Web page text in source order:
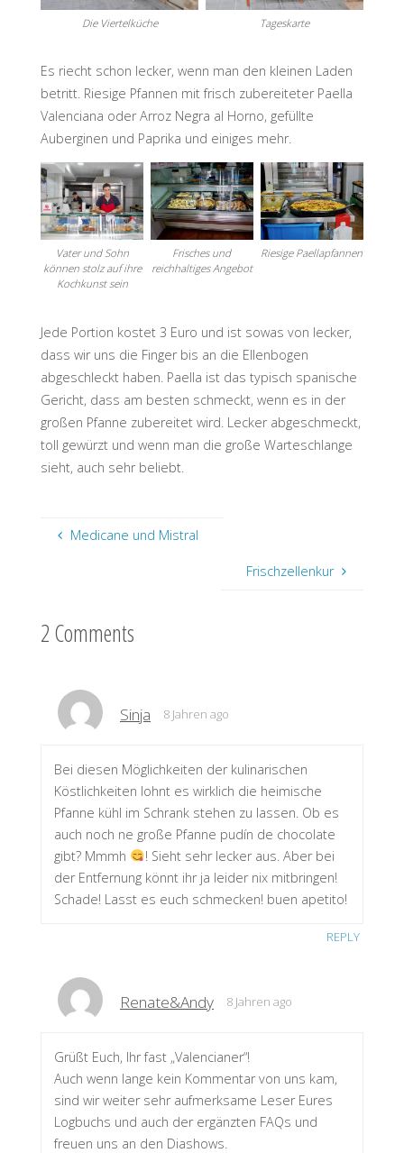
Die Viertelküche Tageskarte
Es riecht schon lecker, wenn man den kleinen Laden
betritt. Riesige Pfannen mit frisch zubereiteter Paella
Valenciana oder Arroz Negra al Horno, gefüllte
Auberginen und Paprika und einiges mehr.
Vater und Sohn
können stolz auf ihre
Kochkunst sein
Frisches und
reichhaltiges Angebot
Riesige Paellapfannen
Jede Portion kostet 3 Euro und ist sowas von lecker,
dass wir uns die Finger bis an die Ellenbogen
abgeschleckt haben. Paella ist das typisch spanische
Gericht, dass am besten schmeckt, wenn es in der
großen Pfanne zubereitet wird. Lecker abgeschmeckt,
toll gewürzt und wenn man die große Warteschlange
sieht, auch sehr beliebt.
Medicane und Mistral
Frischzellenkur
2 Comments
Sinja 8 Jahren ago
Bei diesen Möglichkeiten der kulinarischen
Köstlichkeiten lohnt es wirklich die heimische
Pfanne kühl im Schrank stehen zu lassen. Ob es
auch noch ne große Pfanne pudín de chocolate
gibt? Mmmh
! Sieht sehr lecker aus. Aber bei
der Entfernung könnt ihr ja leider nix mitbringen!
Schade! Lasst es euch schmecken! buen apetito!
REPLY
Renate&Andy 8 Jahren ago
Grüßt Euch, Ihr fast „Valencianer“!
Auch wenn lange kein Kommentar von uns kam,
sind wir weiter sehr aufmerksame Leser Eures
Logbuchs und auch der ergänzten FAQs und
freuen uns an den Diashows.